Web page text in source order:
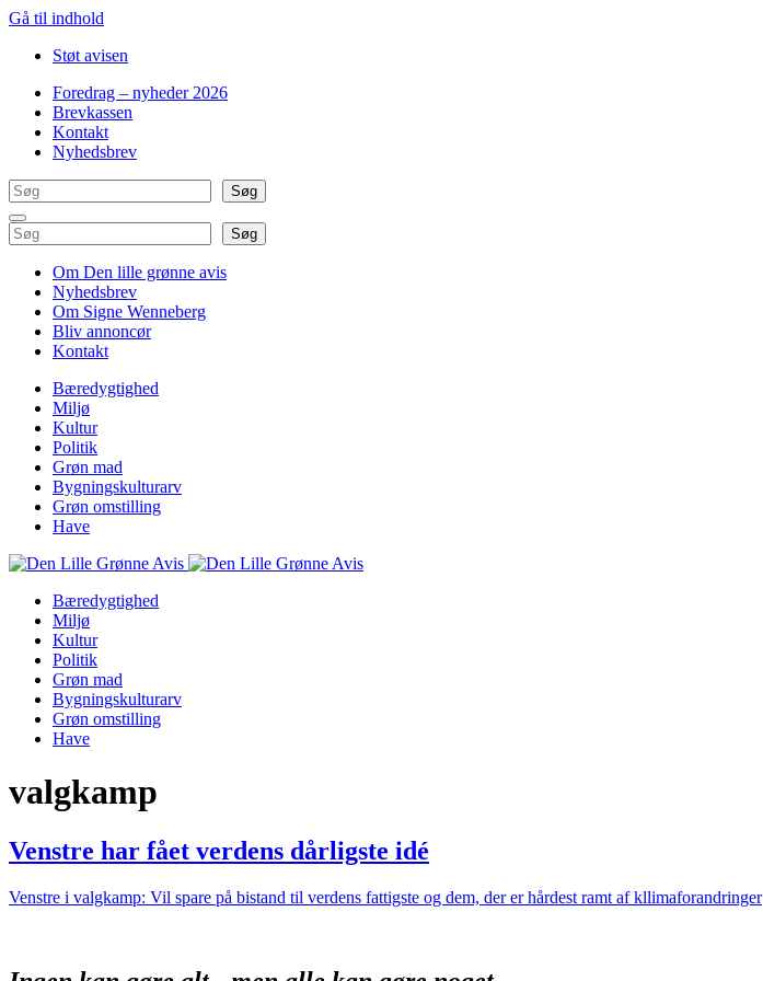
Gå til indhold
Støt avisen
Foredrag – nyheder 2026
Brevkassen
Kontakt
Nyhedsbrev
Søg
Søg
Søg Søg
Om Den lille grønne avis
Nyhedsbrev
Om Signe Wenneberg
Bliv annoncør
Kontakt
Bæredygtighed
Miljø
Kultur
Politik
Grøn mad
Bygningskulturarv
Grøn omstilling
Have
Bæredygtighed
Miljø
Kultur
Politik
Grøn mad
Bygningskulturarv
Grøn omstilling
Have
valgkamp
Venstre har fået verdens dårligste idé
Venstre i valgkamp: Vil spare på bistand til verdens fattigste og dem, der er hårdest ramt af kllimaforandringer